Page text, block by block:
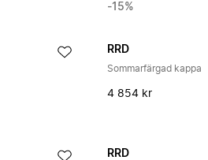
-15%
RRD
Sommarfärgad kappa
4 854 kr
RRD